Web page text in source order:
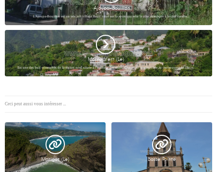
Ajoupa-Bouillon
L'Ajoupa-Bouillon est un très joli village fleuri situé sur la route qui relie la côte atlantique à la côte caraïbe…
Morne Vert (Le)
Est une des huit communes de la région nord située à l’intérieur des terres. Commune continentale au centre-ouest de l'Ile.…
Ceci peut aussi vous intéresser ...
Marigot (Le) Basse Pointe